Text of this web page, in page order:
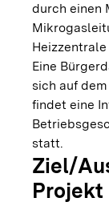
durch einen
Eine
sich auf
findet eine
statt.
Ziel/
Projekt